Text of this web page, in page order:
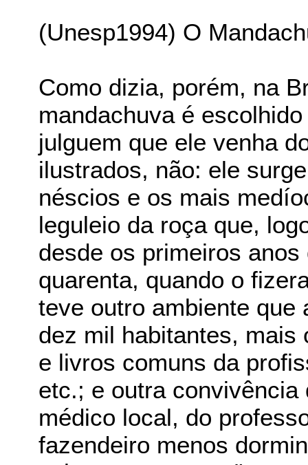
(Unesp1994) O
Como dizia, porém, na
mandachuva é
julguem que ele venha
ilustrados, não: ele
néscios e os mais
leguleio da roça que,
desde os primeiros
quarenta, quando o
teve outro ambiente que
dez mil habitantes, mais
e livros comuns da
etc.; e outra
médico local, do
fazendeiro menos